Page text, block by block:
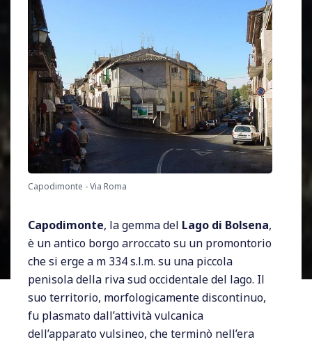
Capodimonte - Via Roma
Capodimonte, la gemma del Lago di Bolsena,
è un antico borgo arroccato su un promontorio
che si erge a m 334 s.l.m. su una piccola
penisola della riva sud occidentale del lago. Il
suo territorio, morfologicamente discontinuo,
fu plasmato dall’attività vulcanica
dell’apparato vulsineo, che terminò nell’era